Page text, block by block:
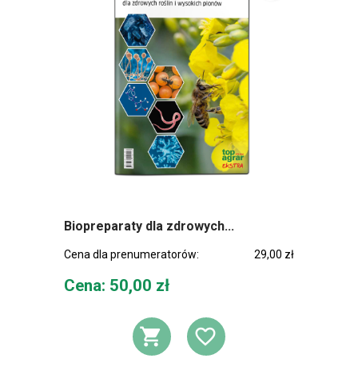
Biopreparaty dla zdrowych...
Cena dla prenumeratorów: 29,00 zł
Cena
Cena: 50,00 zł
DODAJ DO
DODAJ DO